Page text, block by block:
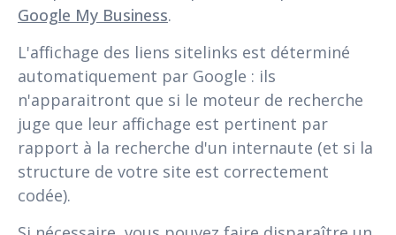
Google My Business.
L'affichage des liens sitelinks est déterminé
automatiquement par Google : ils
n'apparaitront que si le moteur de recherche
juge que leur affichage est pertinent par
rapport à la recherche d'un internaute (et si la
structure de votre site est correctement
codée).